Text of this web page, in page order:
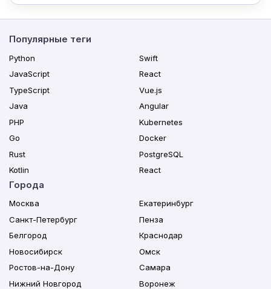
Популярные теги
Python
JavaScript
TypeScript
Java
PHP
Go
Rust
Kotlin
Swift
React
Vue.js
Angular
Kubernetes
Docker
PostgreSQL
React
Города
Москва
Санкт-Петербург
Белгород
Новосибирск
Ростов-на-Дону
Нижний Новгород
Екатеринбург
Пенза
Краснодар
Омск
Самара
Воронеж